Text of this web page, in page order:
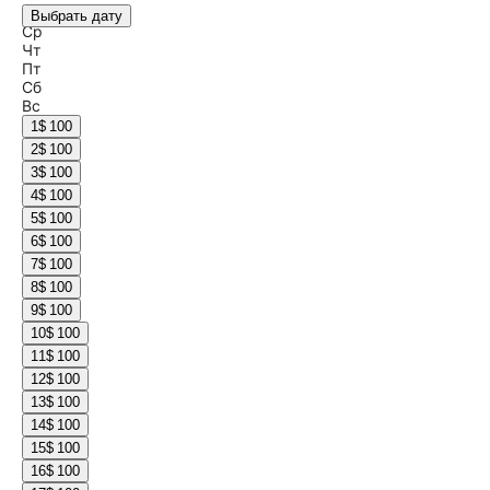
Вт
Ср
Чт
Пт
Сб
Вс
1$ 100
2$ 100
3$ 100
4$ 100
5$ 100
6$ 100
7$ 100
8$ 100
9$ 100
10$ 100
11$ 100
12$ 100
13$ 100
14$ 100
15$ 100
16$ 100
Выбрать дату